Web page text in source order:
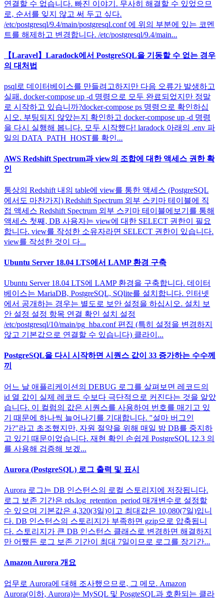
연결할 수 없습니다. 빠진 이야기. 무사히 해결할 수 있었으므
로, 순서를 잊지 않고 써 두고 싶다.
/etc/postgresql/9.4/main/postgresql.conf 에 위의 부분에 있는 코멘
트를 해제하고 변경합니다. /etc/postgresql/9.4/main...
【Laravel】Laradock에서 PostgreSQL을 기동할 수 없는 경우
의 대처법
psql로 데이터베이스를 만들려고하지만 다음 오류가 발생하고
실패. docker-compose up -d 명령으로 모두 완료되었지만 정말
로 시작하고 있습니까?docker-compose ps 명령으로 확인하십
시오. 부팅되지 않았는지 확인하고 docker-compose up -d 명령
을 다시 실행해 봅니다. 모두 시작했다! laradock 아래의 .env 파
일의 DATA_PATH_HOST를 확인...
AWS Redshift Spectrum과 view의 조합에 대한 액세스 권한 확
인
통상의 Redshift 내의 table에 view를 통한 액세스 (PostgreSQL
에서도 마찬가지) Redshift Spectrum 외부 스키마 테이블에 직
접 액세스 Redshift Spectrum 외부 스키마 테이블에보기를 통해
액세스 첫째, DB 사용자는 view에 대한 SELECT 권한이 필요
합니다. view를 작성한 소유자라면 SELECT 권한이 있습니다.
view를 작성한 것이 다...
Ubuntu Server 18.04 LTS에서 LAMP 환경 구축
Ubuntu Server 18.04 LTS에 LAMP 환경을 구축합니다. 데이터
베이스는 MariaDB, PostgreSQL, SQlite를 설치합니다. 인터넷
에서 공개하는 경우는 별도로 보안 설정을 하십시오. 설치 보
안 설정 설정 항목 연결 확인 설치 설정
/etc/postgresql/10/main/pg_hba.conf 편집 (특히 설정을 변경하지
않고 기본값으로 연결할 수 있습니다) 클라이...
PostgreSQL을 다시 시작하면 시퀀스 값이 33 증가하는 수수께
끼
어느 날 애플리케이션의 DEBUG 로그를 살펴보면 레코드의
id 열 값이 실제 레코드 수보다 극단적으로 커진다는 것을 알았
습니다. 이 컬럼의 값은 시퀀스를 사용하여 번호를 매기고 있
기 때문에 하나씩 늘어나기를 기대합니다. "설마 버그인
가?"라고 초조했지만, 자원 절약을 위해 매일 밤 DB를 중지하
고 있기 때문이었습니다. 재현 확인 손쉽게 PostgreSQL 12.3 의
를 사용해 검증해 보겠...
Aurora (PostgreSQL) 로그 출력 및 표시
Aurora 로그는 DB 인스턴스의 로컬 스토리지에 저장됩니다.
로그 보존 기간은 rds.log_retention_period 매개변수로 설정할
수 있으며 기본값은 4,320(3일)이고 최대값은 10,080(7일)입니
다. DB 인스턴스의 스토리지가 부족하면 gzip으로 압축됩니
다. 스토리지가 큰 DB 인스턴스 클래스로 변경하면 해결하지
만 어쨌든 로그 보존 기간이 최대 7일이므로 로그를 장기간...
Amazon Aurora 개요
업무로 Aurora에 대해 조사했으므로, 그 메모. Amazon
Aurora(이하, Aurora)는 MySQL 및 PosgteSQL과 호환되는 클라